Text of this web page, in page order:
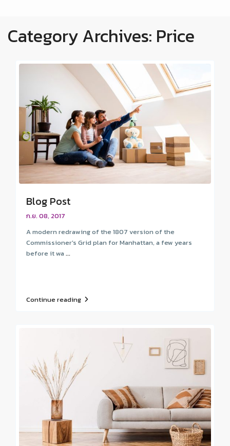
Category Archives: Price
Blog Post
ก.ย. 08, 2017
A modern redrawing of the 1807 version of the
Commissioner's Grid plan for Manhattan, a few years
before it wa...
Continue reading